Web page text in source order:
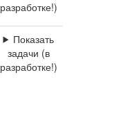
разработке!)
Показать
задачи (в
разработке!)